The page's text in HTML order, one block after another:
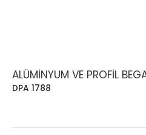
DPA 1788